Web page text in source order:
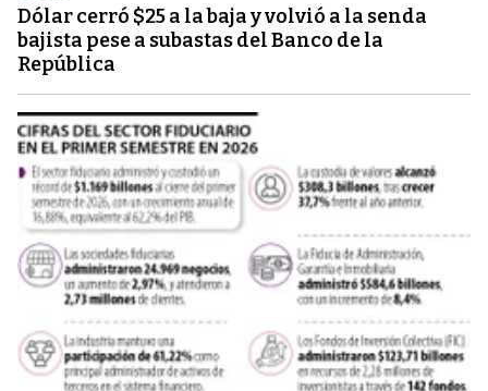
Dólar cerró $25 a la baja y volvió a la senda
bajista pese a subastas del Banco de la
República